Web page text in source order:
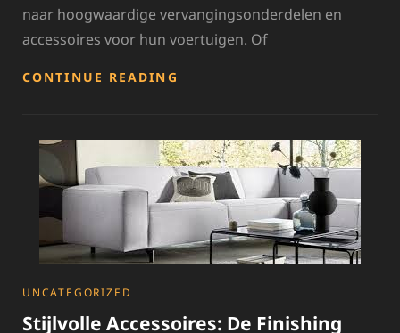
naar hoogwaardige vervangingsonderdelen en
accessoires voor hun voertuigen. Of
CONTINUE READING
WETEN
OVER
JOUW
LOKALE
AUTO
ONDERDELEN
WINKEL
CATEGORIES
UNCATEGORIZED
Stijlvolle Accessoires: De Finishing